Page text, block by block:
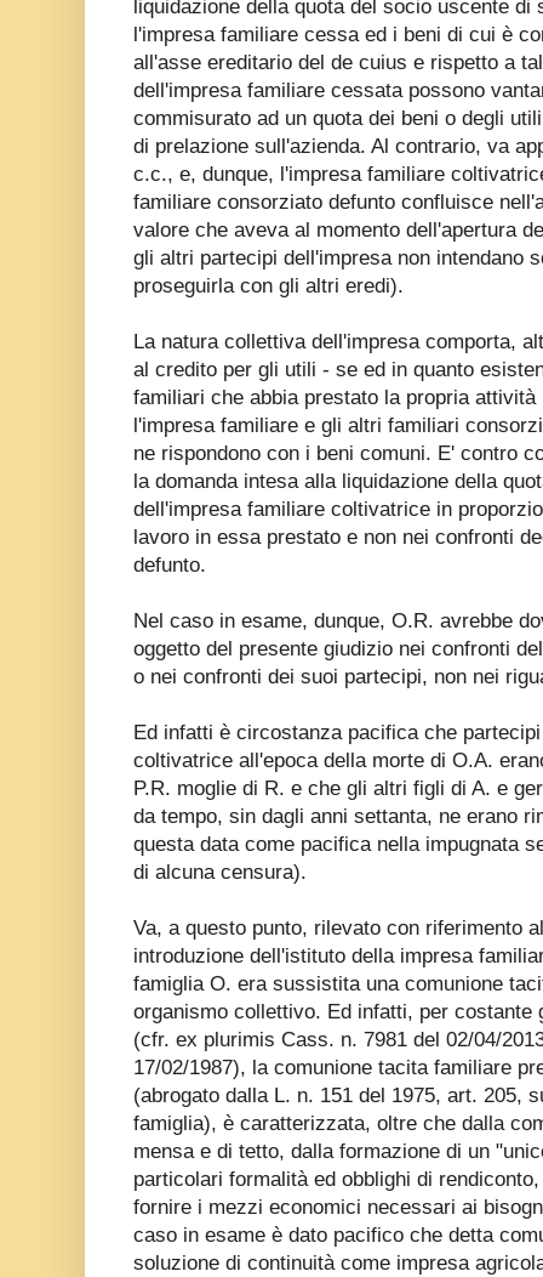
liquidazione della quota del socio uscente
l'impresa familiare cessa ed i beni di cui è
all'asse ereditario del de cuius e rispetto a
dell'impresa familiare cessata possono
commisurato ad un quota dei beni o degli
di prelazione sull'azienda. Al contrario, va
c.c., e, dunque, l'impresa familiare
familiare consorziato defunto confluisce
valore che aveva al momento dell'apertura
gli altri partecipi dell'impresa non intendano
proseguirla con gli altri eredi).
La natura collettiva dell'impresa comporta,
al credito per gli utili - se ed in quanto
familiari che abbia prestato la propria
l'impresa familiare e gli altri familiari
ne rispondono con i beni comuni. E' contro
la domanda intesa alla liquidazione della
dell'impresa familiare coltivatrice in
lavoro in essa prestato e non nei confronti
defunto.
Nel caso in esame, dunque, O.R. avrebbe
oggetto del presente giudizio nei confronti
o nei confronti dei suoi partecipi, non nei
Ed infatti è circostanza pacifica che
coltivatrice all'epoca della morte di O.A.
P.R. moglie di R. e che gli altri figli di A. e
da tempo, sin dagli anni settanta, ne erano
questa data come pacifica nella impugnata
di alcuna censura).
Va, a questo punto, rilevato con riferimento
introduzione dell'istituto della impresa
famiglia O. era sussistita una comunione
organismo collettivo. Ed infatti, per costante
(cfr. ex plurimis Cass. n. 7981 del 02/04/
17/02/1987), la comunione tacita familiare
(abrogato dalla L. n. 151 del 1975, art. 205,
famiglia), è caratterizzata, oltre che dalla
mensa e di tetto, dalla formazione di un
particolari formalità ed obblighi di
fornire i mezzi economici necessari ai
caso in esame è dato pacifico che detta
soluzione di continuità come impresa